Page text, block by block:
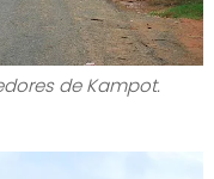
de Kampot.